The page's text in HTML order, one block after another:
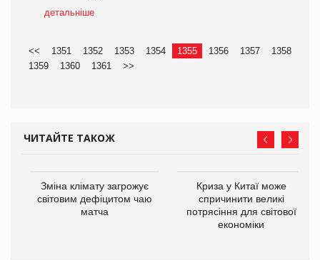
детальніше
<< 1351 1352 1353 1354 1355 1356 1357
1358
1359
1360 1361 >>
ЧИТАЙТЕ ТАКОЖ
Зміна клімату загрожує
світовим дефіцитом чаю
матча
Криза у Китаї може
спричинити великі
потрясіння для світової
економіки